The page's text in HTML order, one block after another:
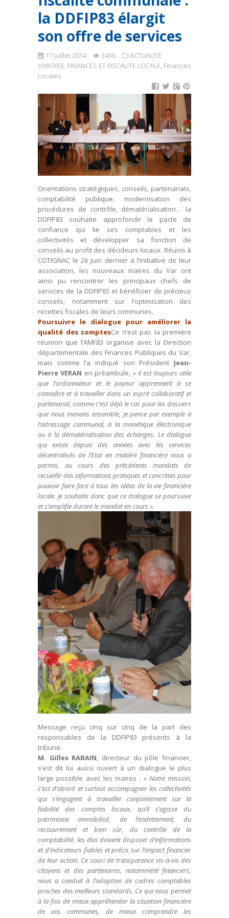
la DDFIP83 élargit
son offre de services
17 juillet 2014 3436
ACTUALITE
VAROISE, FINANCES ET FISCALITE LOCALE, Finances
Locales
Orientations stratégiques, conseils, partenariats,
comptabilité publique, modernisation des
procédures de contrôle, dématérialisation… la
DDFIP83 souhaite approfondir le pacte de
confiance qui lie ses comptables et les
collectivités et développer sa fonction de
conseils au profit des décideurs locaux. Réunis à
COTIGNAC le 26 Juin dernier à l’initiative de leur
association, les nouveaux maires du Var ont
ainsi pu rencontrer les principaux chefs de
services de la DDFIP83 et bénéficier de précieux
conseils, notamment sur l’optimisation des
recettes fiscales de leurs communes.
Poursuivre le dialogue pour améliorer la
qualité des comptesCe n’est pas la première
réunion que l’AMF83 organise avec la Direction
départementale des Finances Publiques du Var,
mais comme l’a indiqué son Président Jean-
Pierre VERAN en préambule, « il est toujours utile
que l’ordonnateur et le payeur apprennent à se
connaître et à travailler dans un esprit collaboratif et
partenarial, comme c’est déjà le cas pour les dossiers
que nous menons ensemble, je pense par exemple à
l’adressage communal, à la monétique électronique
ou à la dématérialisation des échanges. Le dialogue
qui existe depuis des années avec les services
décentralisés de l’Etat en matière financière nous a
permis, au cours des précédents mandats de
recueillir des informations pratiques et concrètes pour
pouvoir faire face à tous les aléas de la vie financière
locale. Je souhaite donc que ce dialogue se poursuive
et s’amplifie durant le mandat en cours ».
Message reçu cinq sur cinq de la part des
responsables de la DDFIP83 présents à la
tribune.
M. Gilles RABAIN, directeur du pôle financier,
s’est dit lui aussi ouvert à un dialogue le plus
large possible avec les maires : « Notre mission,
c’est d’abord et surtout accompagner les collectivités
qui s’engagent à travailler conjointement sur la
fiabilité des comptes locaux, qu’il s’agisse du
patrimoine immobilisé, de l’endettement, du
recouvrement et bien sûr, du contrôle de la
comptabilité. les élus doivent disposer d’informations
et d’indicateurs fiables et précis sur l’impact financier
de leur action. Ce souci de transparence vis-à-vis des
citoyens et des partenaires, notamment financiers,
nous a conduit à l’adoption de cadres comptables
proches des meilleurs standards. Ce qui nous permet
à la fois de mieux appréhender la situation financière
de vos communes, de mieux comprendre les